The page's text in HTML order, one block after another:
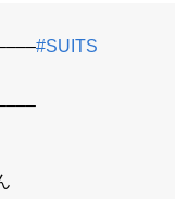
#SUITS